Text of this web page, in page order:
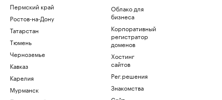
Пермский край
Ростов-на-Дону
Татарстан
Тюмень
Черноземье
Кавказ
Карелия
Мурманск
Облако для
бизнеса
Корпоративный
регистратор
доменов
Хостинг
сайтов
Рег.решения
Знакомства